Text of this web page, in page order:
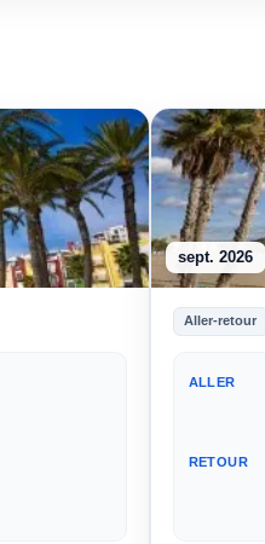
sept. 2026
Aller-retour
ALLER
RETOUR